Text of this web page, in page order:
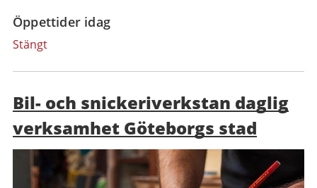
Öppettider idag
Stängt
Bil- och snickeriverkstan daglig
verksamhet Göteborgs stad